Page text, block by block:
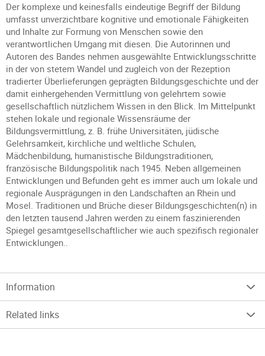
Der komplexe und keinesfalls eindeutige Begriff der Bildung
umfasst unverzichtbare kognitive und emotionale Fähigkeiten
und Inhalte zur Formung von Menschen sowie den
verantwortlichen Umgang mit diesen. Die Autorinnen und
Autoren des Bandes nehmen ausgewählte Entwicklungsschritte
in der von stetem Wandel und zugleich von der Rezeption
tradierter Überlieferungen geprägten Bildungsgeschichte und der
damit einhergehenden Vermittlung von gelehrtem sowie
gesellschaftlich nützlichem Wissen in den Blick. Im Mittelpunkt
stehen lokale und regionale Wissensräume der
Bildungsvermittlung, z. B. frühe Universitäten, jüdische
Gelehrsamkeit, kirchliche und weltliche Schulen,
Mädchenbildung, humanistische Bildungstraditionen,
französische Bildungspolitik nach 1945. Neben allgemeinen
Entwicklungen und Befunden geht es immer auch um lokale und
regionale Ausprägungen in den Landschaften an Rhein und
Mosel. Traditionen und Brüche dieser Bildungsgeschichten(n) in
den letzten tausend Jahren werden zu einem faszinierenden
Spiegel gesamtgesellschaftlicher wie auch spezifisch regionaler
Entwicklungen..
Information
Related links